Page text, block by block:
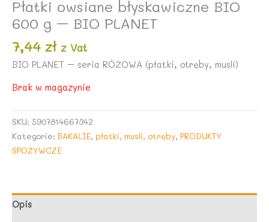
Płatki owsiane błyskawiczne BIO
600 g – BIO PLANET
7,44 zł z Vat
BIO PLANET – seria RÓŻOWA (płatki, otręby, musli)
Brak w magazynie
SKU: 5907814667342
Kategorie: BAKALIE, płatki, musli, otręby, PRODUKTY
SPOŻYWCZE
Opis